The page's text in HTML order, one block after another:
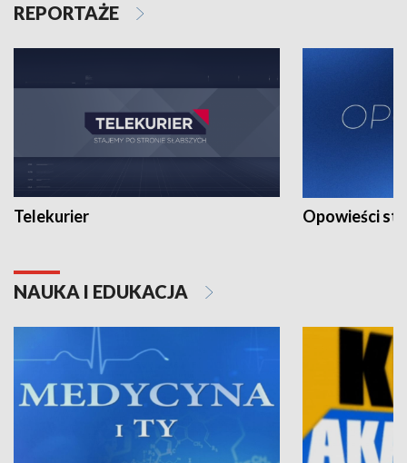
REPORTAŻE
Telekurier Opowieści
NAUKA I EDUKACJA